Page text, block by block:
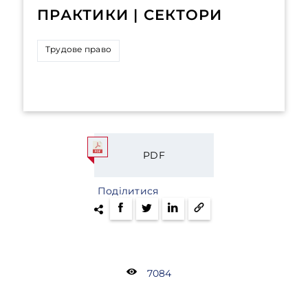
ПРАКТИКИ | СЕКТОРИ
Трудове право
PDF
Поділитися
7084